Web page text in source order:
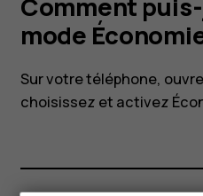
activer
le
mode
mode
Sur votre téléphone,
choisissez et activez